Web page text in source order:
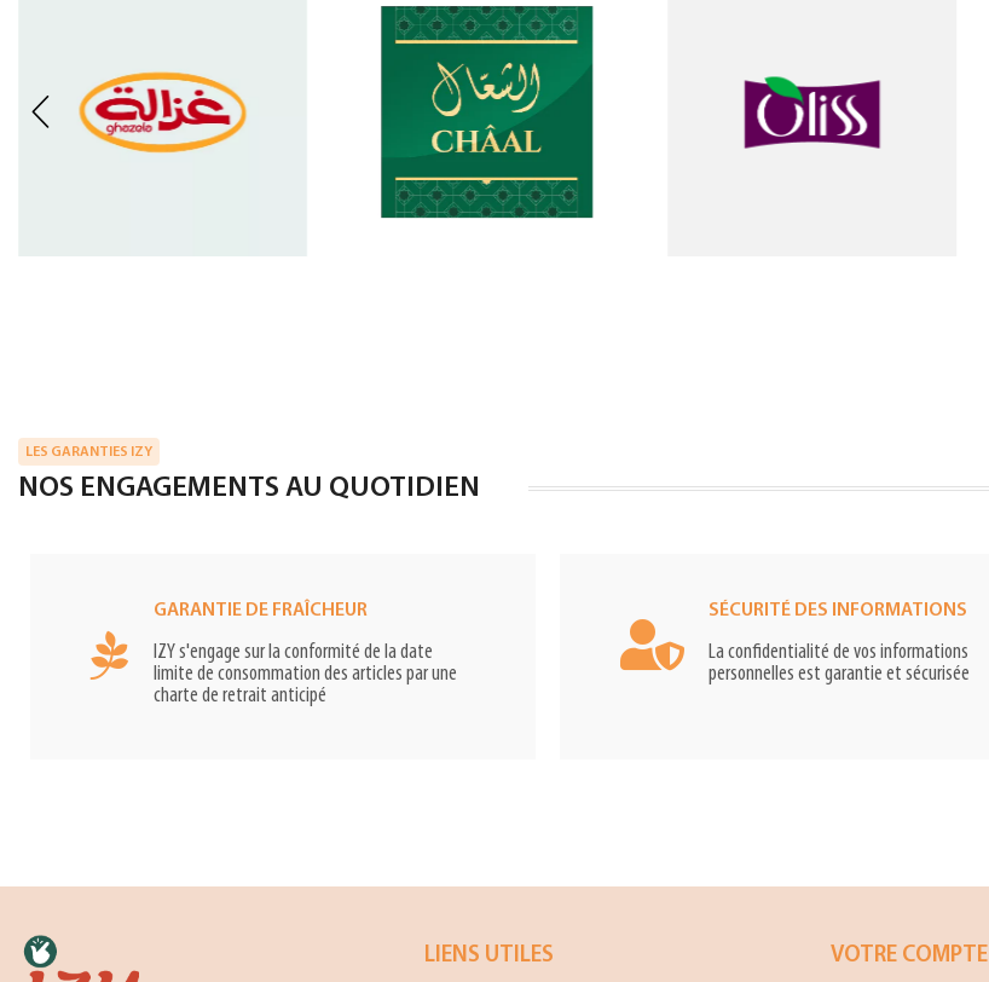
LES GARANTIES IZY
NOS ENGAGEMENTS AU QUOTIDIEN
GARANTIE DE FRAÎCHEUR
IZY s'engage sur la conformité de la date
limite de consommation des articles par une
charte de retrait anticipé
SÉCURITÉ DES INFORMATIONS
La confidentialité de vos informations
personnelles est garantie et sécurisée
LIENS UTILES VOTRE COMPTE